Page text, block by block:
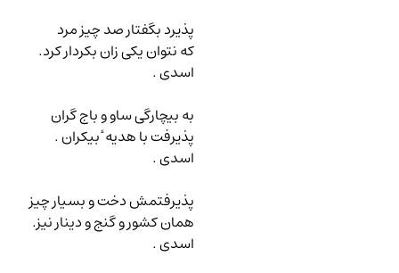
پذیرد بگفتار صد چیز مرد
که نتوان یکی زان بکردار کرد.
اسدی .
به بیچارگی ساو و باج گران
پذیرفت با هدیه ٔ بیکران .
اسدی .
پذیرفتمش دخت و بسیار چیز
همان کشور و گنج و دینار نیز.
اسدی .